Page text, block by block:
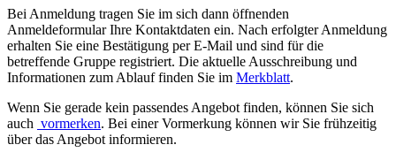
Bei Anmeldung tragen Sie im sich dann öffnenden
Anmeldeformular Ihre Kontaktdaten ein. Nach erfolgter Anmeldung
erhalten Sie eine Bestätigung per E-Mail und sind für die
betreffende Gruppe registriert. Die aktuelle Ausschreibung und
Informationen zum Ablauf finden Sie im Merkblatt.
Wenn Sie gerade kein passendes Angebot finden, können Sie sich
auch vormerken. Bei einer Vormerkung können wir Sie frühzeitig
über das Angebot informieren.